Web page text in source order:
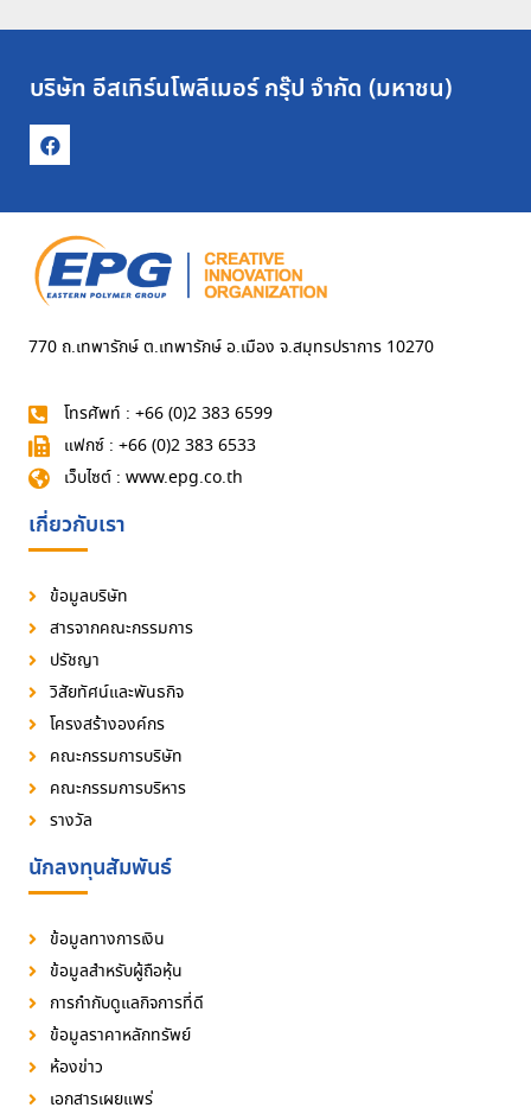
บริษัท อีสเทิร์นโพลีเมอร์ กรุ๊ป จำกัด (มหาชน)
770 ถ.เทพารักษ์ ต.เทพารักษ์ อ.เมือง จ.สมุทรปราการ 10270
โทรศัพท์ : +66 (0)2 383 6599
แฟกซ์ : +66 (0)2 383 6533
เว็บไซต์ : www.epg.co.th
เกี่ยวกับเรา
ข้อมูลบริษัท
สารจากคณะกรรมการ
ปรัชญา
วิสัยทัศน์และพันธกิจ
โครงสร้างองค์กร
คณะกรรมการบริษัท
คณะกรรมการบริหาร
รางวัล
นักลงทุนสัมพันธ์
ข้อมูลทางการเงิน
ข้อมูลสำหรับผู้ถือหุ้น
การกำกับดูแลกิจการที่ดี
ข้อมูลราคาหลักทรัพย์
ห้องข่าว
เอกสารเผยแพร่